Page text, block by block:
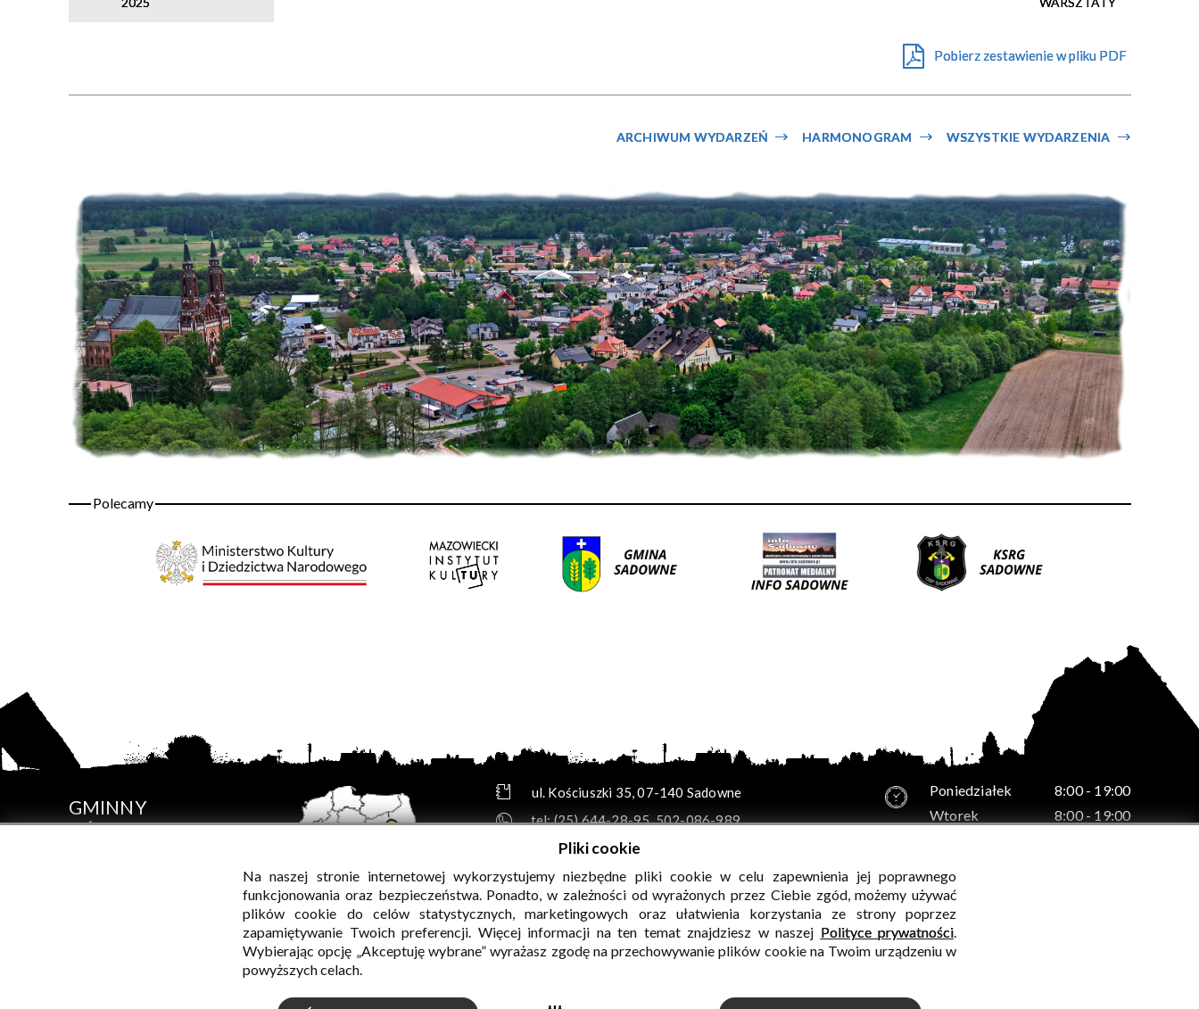
Miejsce
Pobierz zestawienie w pliku PDF
WSZYSTKIE WYDARZENIA
HARMONOGRAM
ARCHIWUM WYDARZEŃ
GMINNY
OŚRODEK
ul. Kościuszki 35, 07-140 Sadowne
tel:(25) 644-28-95,502-086-989
e-mail:biuro@gok.sadowne.pl
skrytka e-PUAP: /GOKsadowne/SkrytkaESP
adres do e-Doręczeń: AE:PL-49114-13356-HARBR-12
PEŁNE DANE TELEADRESOWE »
Poniedziałek
8:00 - 19:00
Wtorek
8:00 - 19:00
Piątek
Pliki cookie
Na naszej stronie internetowej wykorzystujemy niezbędne pliki cookie w celu zapewnienia jej poprawnego
funkcjonowania oraz bezpieczeństwa. Ponadto, w zależności od wyrażonych przez Ciebie zgód, możemy używać
plików cookie do celów statystycznych, marketingowych oraz ułatwienia korzystania ze strony poprzez
zapamiętywanie Twoich preferencji. Więcej informacji na ten temat znajdziesz w naszej Polityce prywatności.
Wybierając opcję „Akceptuję wybrane” wyrażasz zgodę na przechowywanie plików cookie na Twoim urządzeniu w
powyższych celach.